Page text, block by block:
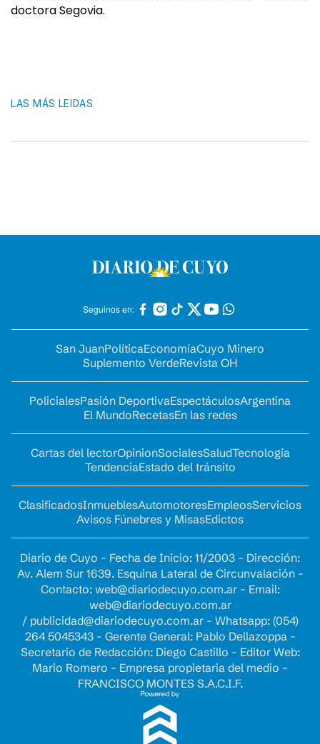
doctora Segovia.
LAS MÁS LEIDAS
Seguinos en:
San JuanPolíticaEconomíaCuyo Minero
Suplemento VerdeRevista OH
PolicialesPasión DeportivaEspectáculosArgentina
El MundoRecetasEn las redes
Cartas del lectorOpinionSocialesSaludTecnología
TendenciaEstado del tránsito
ClasificadosInmueblesAutomotoresEmpleosServicios
Avisos Fúnebres y MisasEdictos
Diario de Cuyo - Fecha de Inicio: 11/2003 - Dirección:
Av. Alem Sur 1639. Esquina Lateral de Circunvalación -
Contacto: web@diariodecuyo.com.ar- Email:
web@diariodecuyo.com.ar
/ publicidad@diariodecuyo.com.ar- Whatsapp: (054)
264 5045343 - Gerente General: Pablo Dellazoppa -
Secretario de Redacción: Diego Castillo - Editor Web:
Mario Romero - Empresa propietaria del medio -
FRANCISCO MONTES S.A.C.I.F.